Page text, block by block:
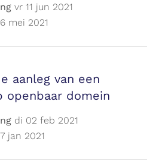
vr 11 jun 2021
mei 2021
aanleg van een
openbaar domein
di 02 feb 2021
jan 2021